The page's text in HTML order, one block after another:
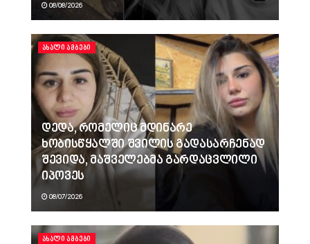
08/08/2026
ᲐᲮᲐᲚᲘ ᲐᲛᲑᲔᲑᲘ
დედა, რომელიც მდინარე
ხობისწყალში შვილის გადასარჩენად
შევიდა, მაშველებმა გარდაცვლილი
იპოვეს
08/07/2026
ᲐᲮᲐᲚᲘ ᲐᲛᲑᲔᲑᲘ